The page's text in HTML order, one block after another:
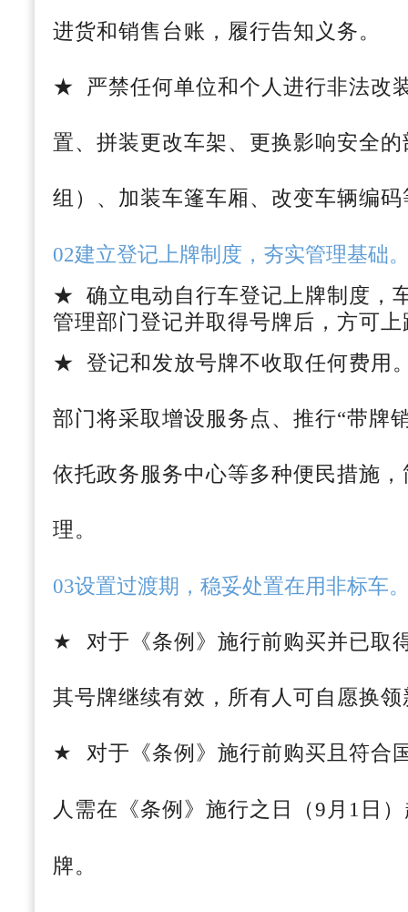
进货和销售台账，履行告知义务。
★ 严禁任何单位和个人进行非法改
置、拼装更改车架、更换影响安全
组）、加装车篷车厢、改变车辆编码
02建立登记上牌制度，夯实管理基础
★ 确立电动自行车登记上牌制度，
管理部门登记并取得号牌后，方可
★ 登记和发放号牌不收取任何费用
部门将采取增设服务点、推行“带牌
依托政务服务中心等多种便民措施
理。
03设置过渡期，稳妥处置在用非标车
★ 对于《条例》施行前购买并已取
其号牌继续有效，所有人可自愿换领
★ 对于《条例》施行前购买且符合
人需在《条例》施行之日（9月1日
牌。